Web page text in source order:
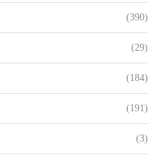
(390)
(29)
(184)
(191)
(3)